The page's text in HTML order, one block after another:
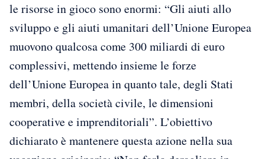
le risorse in gioco sono enormi: “Gli aiuti allo
sviluppo e gli aiuti umanitari dell’Unione Europea
muovono qualcosa come 300 miliardi di euro
complessivi, mettendo insieme le forze
dell’Unione Europea in quanto tale, degli Stati
membri, della società civile, le dimensioni
cooperative e imprenditoriali”. L’obiettivo
dichiarato è mantenere questa azione nella sua